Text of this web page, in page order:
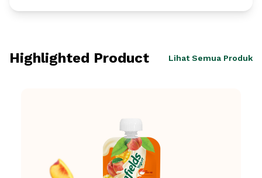
Highlighted Product Lihat Semua Produk